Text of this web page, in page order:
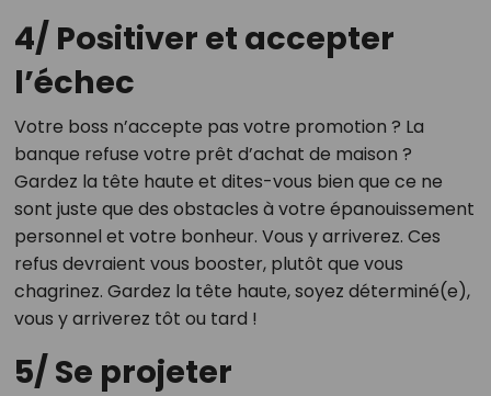
4/ Positiver et accepter
l’échec
Votre boss n’accepte pas votre promotion ? La
banque refuse votre prêt d’achat de maison ?
Gardez la tête haute et dites-vous bien que ce ne
sont juste que des obstacles à votre épanouissement
personnel et votre bonheur. Vous y arriverez. Ces
refus devraient vous booster, plutôt que vous
chagrinez. Gardez la tête haute, soyez déterminé(e),
vous y arriverez tôt ou tard !
5/ Se projeter